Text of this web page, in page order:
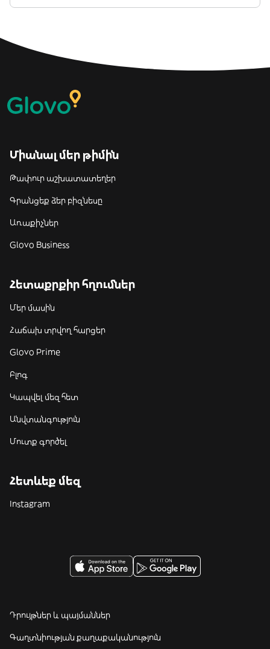
Միանալ մեր թիմին
Թափուր աշխատատեղեր
Գրանցեք ձեր բիզնեսը
Առաքիչներ
Glovo Business
Հետաքրքիր հղումներ
Մեր մասին
Հաճախ տրվող հարցեր
Glovo Prime
Բլոգ
Կապվել մեզ հետ
Անվտանգություն
Մուտք գործել
Հետևեք մեզ
Instagram
Դրույթներ և պայմաններ
Գաղտնիության քաղաքականություն